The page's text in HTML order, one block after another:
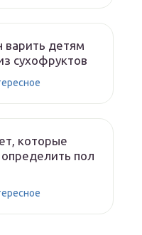
варить детям
сухофруктов
которые
определить пол